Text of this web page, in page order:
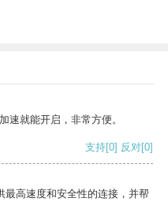
速就能开启，非常方便。
支持[0] 反对[0]
最高速度和安全性的连接，并帮